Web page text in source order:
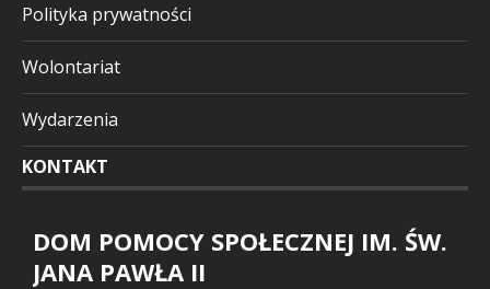
Polityka prywatności
Wolontariat
Wydarzenia
KONTAKT
DOM POMOCY SPOŁECZNEJ IM. ŚW.
JANA PAWŁA II